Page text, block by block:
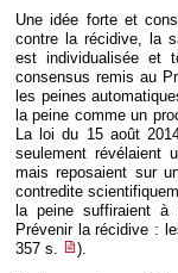
Une idée forte et
contre la récidive, la
est individualisée et
consensus remis au
les peines
la peine comme un
La loi du 15 août
seulement révélaient
mais reposaient sur
contredite
la peine suffiraient à
Prévenir la récidive :
357 s.
).